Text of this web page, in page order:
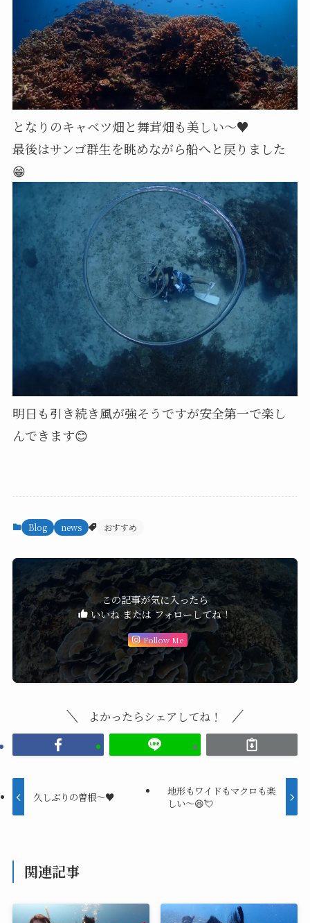
となりのキャベツ畑と舞茸畑も美しい～♥
最後はサンゴ群生を眺めながら船へと戻りました
😁
明日も引き続き風が強そうですが安全第一で楽し
んできます😊
Blog news おすすめ
この記事が気に入ったら
いいね または フォローしてね！
Follow Me
よかったらシェアしてね！
久しぶりの曽根～♥
地形もワイドもマクロも楽
しい～😆💘
関連記事